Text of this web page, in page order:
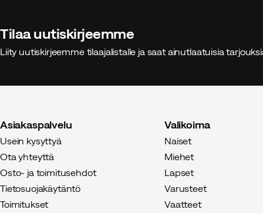
Tilaa uutiskirjeemme
Liity uutiskirjeemme tilaajalistalle ja saat ainutlaatuisia
Asiakaspalvelu
Usein kysyttyä
Ota yhteyttä
Osto- ja toimitusehdot
Tietosuojakäytäntö
Toimitukset
Valikoima
Naiset
Miehet
Lapset
Varusteet
Vaatteet